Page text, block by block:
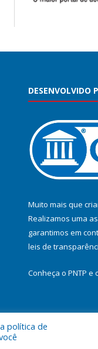
DESENVOLVIDO
Muito mais que
Realizamos uma
garantimos em
leis de
Conheça o PNTP e
do Site
política de